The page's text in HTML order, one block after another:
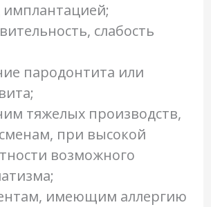
имплантацией;
слабость
пародонтита или
тяжелых производств,
при высокой
возможного
имеющим аллергию